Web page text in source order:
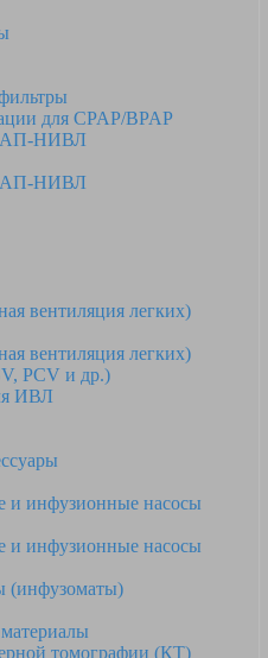
для CPAP/BPAP
НИВЛ
НИВЛ
вентиляция легких)
вентиляция легких)
PCV и др.)
ИВЛ
и инфузионные насосы
и инфузионные насосы
(инфузоматы)
томографии (КТ)